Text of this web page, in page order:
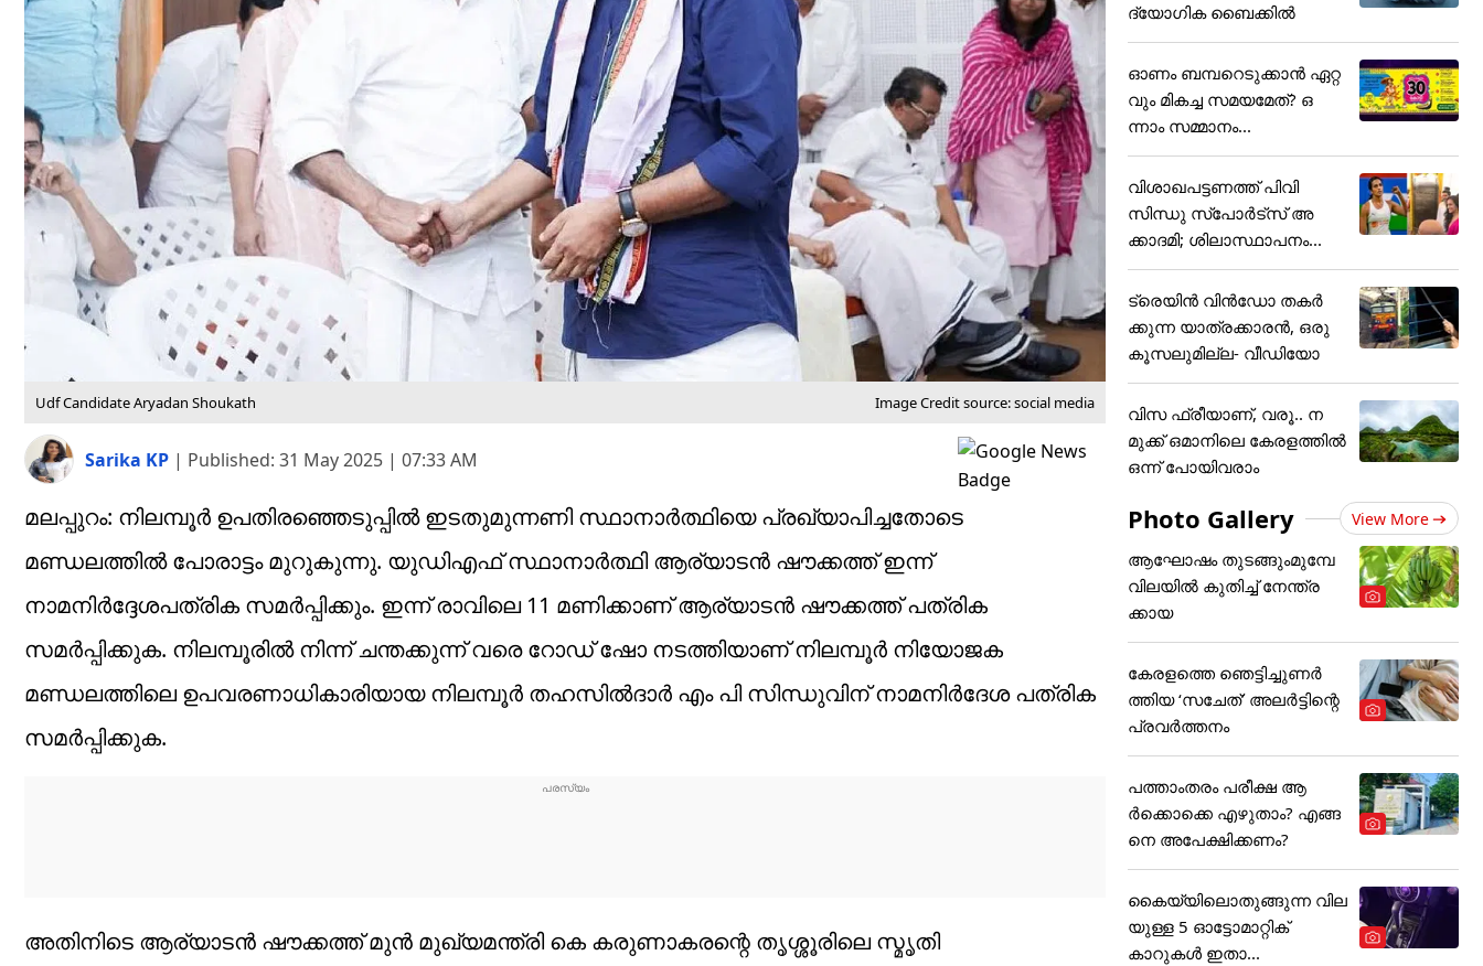
Udf Candidate Aryadan Shoukath Image Credit source: social media
Sarika KP | Published: 31 May 2025 | 07:33 AM
മലപ്പുറം: നിലമ്പൂർ ഉപതിരഞ്ഞെടുപ്പിൽ ഇടതുമുന്നണി സ്ഥാനാർത്ഥിയെ പ്രഖ്യാപിച്ചതോടെ
മണ്ഡലത്തിൽ പോരാട്ടം മുറുകുന്നു. യുഡിഎഫ് സ്ഥാനാർത്ഥി ആര്യാടൻ ഷൗക്കത്ത് ഇന്ന്
നാമനിർദ്ദേശപത്രിക സമർപ്പിക്കും. ഇന്ന് രാവിലെ 11 മണിക്കാണ് ആര്യാടൻ ഷൗക്കത്ത് പത്രിക
സമർപ്പിക്കുക. നിലമ്പൂരില്‍ നിന്ന് ചന്തക്കുന്ന് വരെ റോഡ് ഷോ നടത്തിയാണ് നിലമ്പൂര്‍ നിയോജക
മണ്ഡലത്തിലെ ഉപവരണാധികാരിയായ നിലമ്പൂര്‍ തഹസില്‍ദാര്‍ എം പി സിന്ധുവിന് നാമനിര്‍ദേശ പത്രിക
സമര്‍പ്പിക്കുക.
അതിനിടെ ആര്യാടന്‍ ഷൗക്കത്ത് മുന്‍ മുഖ്യമന്ത്രി കെ കരുണാകരന്റെ തൃശ്ശൂരിലെ സ്മൃതി
ദ്യോഗിക ബൈക്കിൽ
ഓണം ബമ്പറെടുക്കാന്‍ ഏറ്റ
വും മികച്ച സമയമേത്? ഒ
ന്നാം സമ്മാനം...
വിശാഖപട്ടണത്ത് പിവി
സിന്ധു സ്പോർട്സ് അ
ക്കാദമി; ശിലാസ്ഥാപനം...
ട്രെയിൻ വിൻഡോ തകർ
ക്കുന്ന യാത്രക്കാരൻ, ഒരു
കൂസലുമില്ല- വീഡിയോ
വിസ ഫ്രീയാണ്, വരൂ.. ന
മുക്ക് ഒമാനിലെ കേരളത്തിൽ
ഒന്ന് പോയിവരാം
Photo Gallery View More
ആഘോഷം തുടങ്ങുംമുമ്പേ
വിലയില്‍ കുതിച്ച് നേന്ത്ര
ക്കായ
കേരളത്തെ ഞെട്ടിച്ചുണർ
ത്തിയ ‘സചേത്’ അ‌ലർട്ടിന്റെ
പ്രവർത്തനം
പത്താംതരം പരീക്ഷ ആ
ര്‍ക്കൊക്കെ എഴുതാം? എങ്ങ
നെ അപേക്ഷിക്കണം?
കൈയ്യിലൊതുങ്ങുന്ന വില
യുള്ള 5 ഓട്ടോമാറ്റിക്
കാറുകൾ ഇതാ...